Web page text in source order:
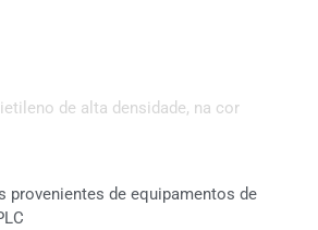
de alta densidade, na cor
provenientes de equipamentos de